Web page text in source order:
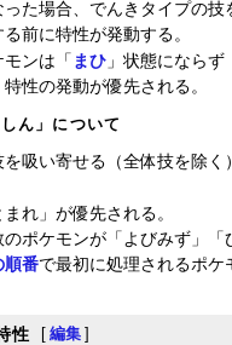
った場合、でんきタイプの技
前に特性が発動する。
モンは「 まひ 」状態にならず
性の発動が優先される。
ん」について
吸い寄せる（全体技を除く
れ」が優先される。
ポケモンが「よびみず」「
順番で最初に処理されるポケ
性 [ 編集 ]